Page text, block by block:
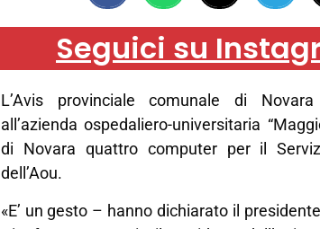
Seguici su
L’Avis provinciale comunale di
all’azienda ospedaliero-universitaria
di Novara quattro computer per il
dell’Aou.
«E’ un gesto – hanno dichiarato il